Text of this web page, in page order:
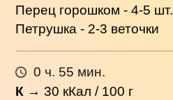
Перец горошком - 4-5 шт.
Петрушка - 2-3 веточки
0 ч. 55 мин.
К →30 кКал / 100 г